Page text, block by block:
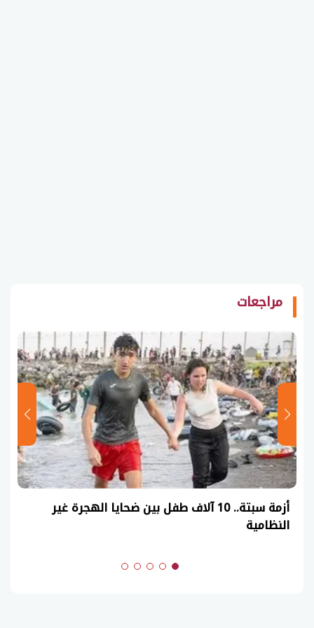
مراجعات
أزمة سبتة.. 10 آلاف طفل بين ضحايا الهجرة غير
النظامية